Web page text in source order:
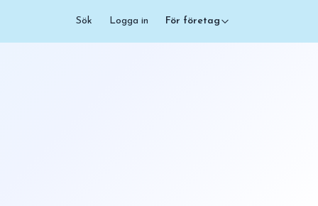
Sök Logga in För företag